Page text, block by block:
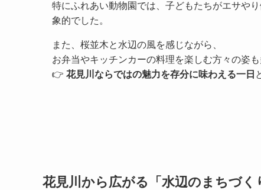
特にふれあい動物園では、子どもたちがエサや
象的でした。
また、桜並木と水辺の風を感じながら、
お弁当やキッチンカーの料理を楽しむ方々の姿も
👉 花見川ならではの魅力を存分に味わえる一日
花見川から広がる「水辺のまちづく